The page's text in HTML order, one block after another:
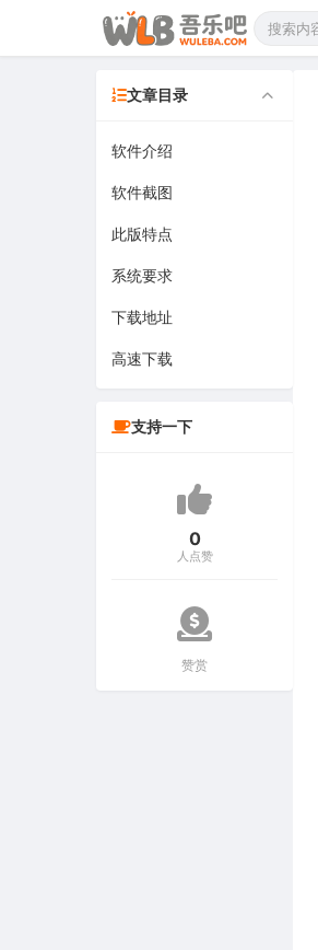
文章目录
软件介绍
软件截图
此版特点
系统要求
下载地址
高速下载
支持一下
0
人点赞
赞赏